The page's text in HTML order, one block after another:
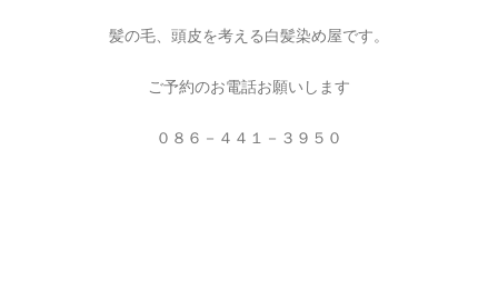
髪の毛、頭皮を考える白髪染め屋です。
ご予約のお電話お願いします
０８６－４４１－３９５０